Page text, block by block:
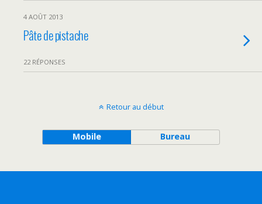
4 AOÛT 2013
Pâte de pistache
22 RÉPONSES
Retour au début
Mobile Bureau